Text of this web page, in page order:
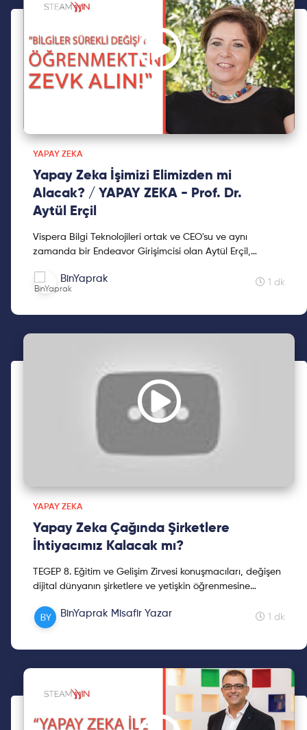
YAPAY ZEKA
Yapay Zeka İşimizi Elimizden mi
Alacak? / YAPAY ZEKA - Prof. Dr.
Aytül Erçil
Vispera Bilgi Teknolojileri ortak ve CEO'su ve aynı
zamanda bir Endeavor Girişimcisi olan Aytül Erçil,
BinYaprak 1 dk
YAPAY ZEKA
Yapay Zeka Çağında Şirketlere
İhtiyacımız Kalacak mı?
TEGEP 8. Eğitim ve Gelişim Zirvesi konuşmacıları, değişen
dijital dünyanın şirketlere ve yetişkin öğrenmesine
BinYaprak Misafir Yazar 1 dk